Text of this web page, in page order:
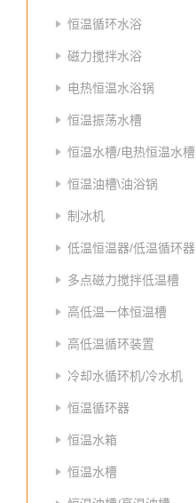
恒温循环水浴
磁力搅拌水浴
电热恒温水浴锅
恒温振荡水槽
恒温水槽/电热恒温水槽
恒温油槽\油浴锅
制冰机
低温恒温器/低温循环器
多点磁力搅拌低温槽
高低温一体恒温槽
高低温循环装置
冷却水循环机/冷水机
恒温循环器
恒温水箱
恒温水槽